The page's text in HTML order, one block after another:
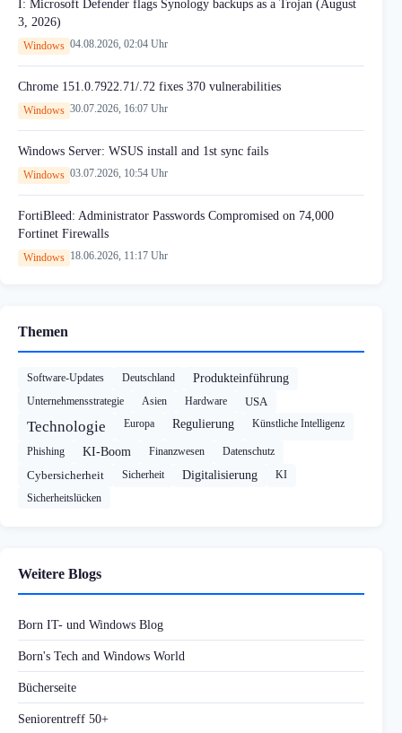
I: Microsoft Defender flags Synology backups as a Trojan (August
3, 2026)
Windows 04.08.2026, 02:04 Uhr
Chrome 151.0.7922.71/.72 fixes 370 vulnerabilities
Windows 30.07.2026, 16:07 Uhr
Windows Server: WSUS install and 1st sync fails
Windows 03.07.2026, 10:54 Uhr
FortiBleed: Administrator Passwords Compromised on 74,000
Fortinet Firewalls
Windows 18.06.2026, 11:17 Uhr
Themen
Software-Updates Deutschland Produkteinführung
Unternehmensstrategie Asien Hardware USA
Technologie Europa Regulierung Künstliche Intelligenz
Phishing KI-Boom Finanzwesen Datenschutz
Cybersicherheit Sicherheit Digitalisierung
KI
Sicherheitslücken
Weitere Blogs
Born IT- und Windows Blog
Born's Tech and Windows World
Bücherseite
Seniorentreff 50+